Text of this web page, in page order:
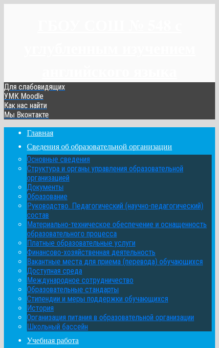
Для слабовидящих
УМК Moodle
Как нас найти
Мы Вконтакте
Главная
Сведения об образовательной организации
Основные сведения
Структура и органы управления образовательной
организацией
Документы
Образование
Руководство. Педагогический (научно-педагогический)
состав
Материально-техническое обеспечение и оснащенность
образовательного процесса
Платные образовательные услуги
Финансово-хозяйственная деятельность
Вакантные места для приема (перевода) обучающихся
Доступная среда
Международное сотрудничество
Образовательные стандарты
Стипендии и меры поддержки обучающихся
История
Организация питания в образовательной организации
Школьный бассейн
Учебная работа